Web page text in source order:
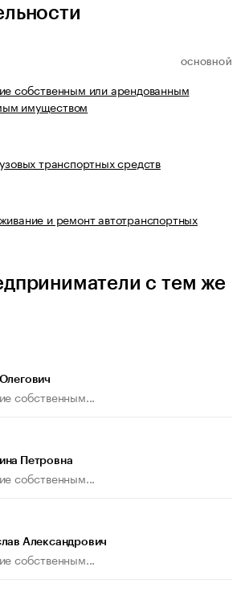
ОСНОВНОЙ
собственным или арендованным
имуществом
транспортных средств
и ремонт автотранспортных
с тем же
собственным...
Петровна
собственным...
Александрович
собственным...